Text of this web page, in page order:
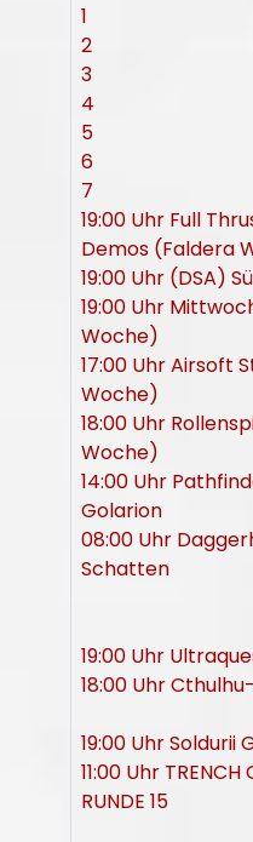
1
2
3
4
5
6
7
19:00 Uhr Full
Demos (Faldera
19:00 Uhr (DSA)
19:00 Uhr
Woche)
17:00 Uhr Airsoft
Woche)
18:00 Uhr
Woche)
14:00 Uhr
Golarion
08:00 Uhr
Schatten
19:00 Uhr
18:00 Uhr
19:00 Uhr Soldurii
11:00 Uhr TRENCH
RUNDE 15